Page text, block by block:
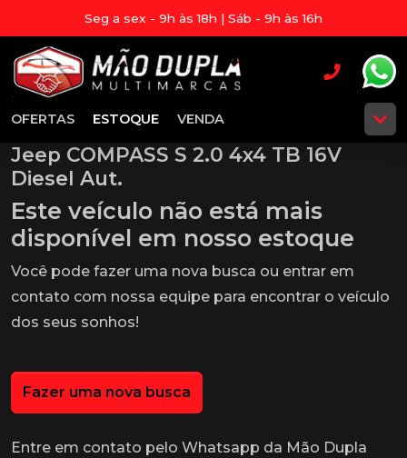
Seg a sex - 9h às 18h | Sáb - 9h às 16h
OFERTAS ESTOQUE VENDA
Jeep COMPASS S 2.0 4x4 TB 16V
Diesel Aut.
Este veículo não está mais
disponível em nosso estoque
Você pode fazer uma nova busca ou entrar em
contato com nossa equipe para encontrar o veículo
dos seus sonhos!
Fazer uma nova busca
Entre em contato pelo Whatsapp da Mão Dupla